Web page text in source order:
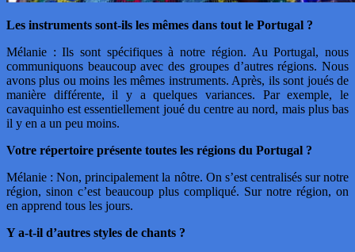
Les instruments sont-ils les mêmes dans tout le Portugal ?
Mélanie : Ils sont spécifiques à notre région. Au Portugal, nous
communiquons beaucoup avec des groupes d’autres régions. Nous
avons plus ou moins les mêmes instruments. Après, ils sont joués de
manière différente, il y a quelques variances. Par exemple, le
cavaquinho est essentiellement joué du centre au nord, mais plus bas
il y en a un peu moins.
Votre répertoire présente toutes les régions du Portugal ?
Mélanie : Non, principalement la nôtre. On s’est centralisés sur notre
région, sinon c’est beaucoup plus compliqué. Sur notre région, on
en apprend tous les jours.
Y a-t-il d’autres styles de chants ?